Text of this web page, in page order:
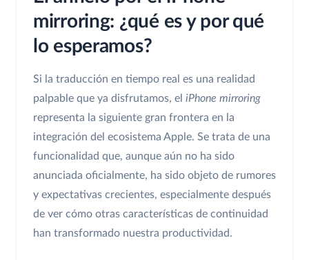
mirroring: ¿qué es y por qué
lo esperamos?
Si la traducción en tiempo real es una realidad
palpable que ya disfrutamos, el iPhone mirroring
representa la siguiente gran frontera en la
integración del ecosistema Apple. Se trata de una
funcionalidad que, aunque aún no ha sido
anunciada oficialmente, ha sido objeto de rumores
y expectativas crecientes, especialmente después
de ver cómo otras características de continuidad
han transformado nuestra productividad.